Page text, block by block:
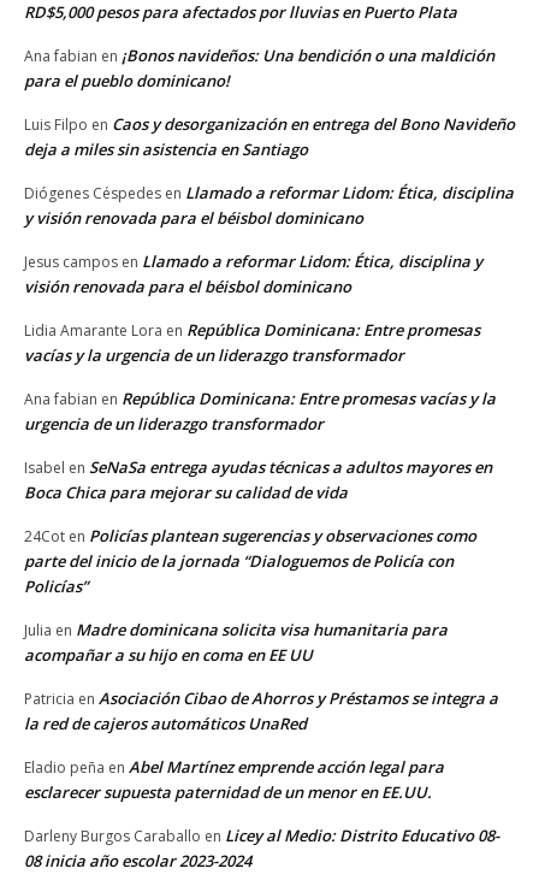
RD$5,000 pesos para afectados por lluvias en Puerto Plata
Ana fabian en ¡Bonos navideños: Una bendición o una maldición
para el pueblo dominicano!
Luis Filpo en Caos y desorganización en entrega del Bono Navideño
deja a miles sin asistencia en Santiago
Diógenes Céspedes en Llamado a reformar Lidom: Ética, disciplina
y visión renovada para el béisbol dominicano
Jesus campos en Llamado a reformar Lidom: Ética, disciplina y
visión renovada para el béisbol dominicano
Lidia Amarante Lora en República Dominicana: Entre promesas
vacías y la urgencia de un liderazgo transformador
Ana fabian en República Dominicana: Entre promesas vacías y la
urgencia de un liderazgo transformador
Isabel en SeNaSa entrega ayudas técnicas a adultos mayores en
Boca Chica para mejorar su calidad de vida
24Cot en Policías plantean sugerencias y observaciones como
parte del inicio de la jornada “Dialoguemos de Policía con
Policías”
Julia en Madre dominicana solicita visa humanitaria para
acompañar a su hijo en coma en EE UU
Patricia en Asociación Cibao de Ahorros y Préstamos se integra a
la red de cajeros automáticos UnaRed
Eladio peña en Abel Martínez emprende acción legal para
esclarecer supuesta paternidad de un menor en EE.UU.
Darleny Burgos Caraballo en Licey al Medio: Distrito Educativo 08-
08 inicia año escolar 2023-2024